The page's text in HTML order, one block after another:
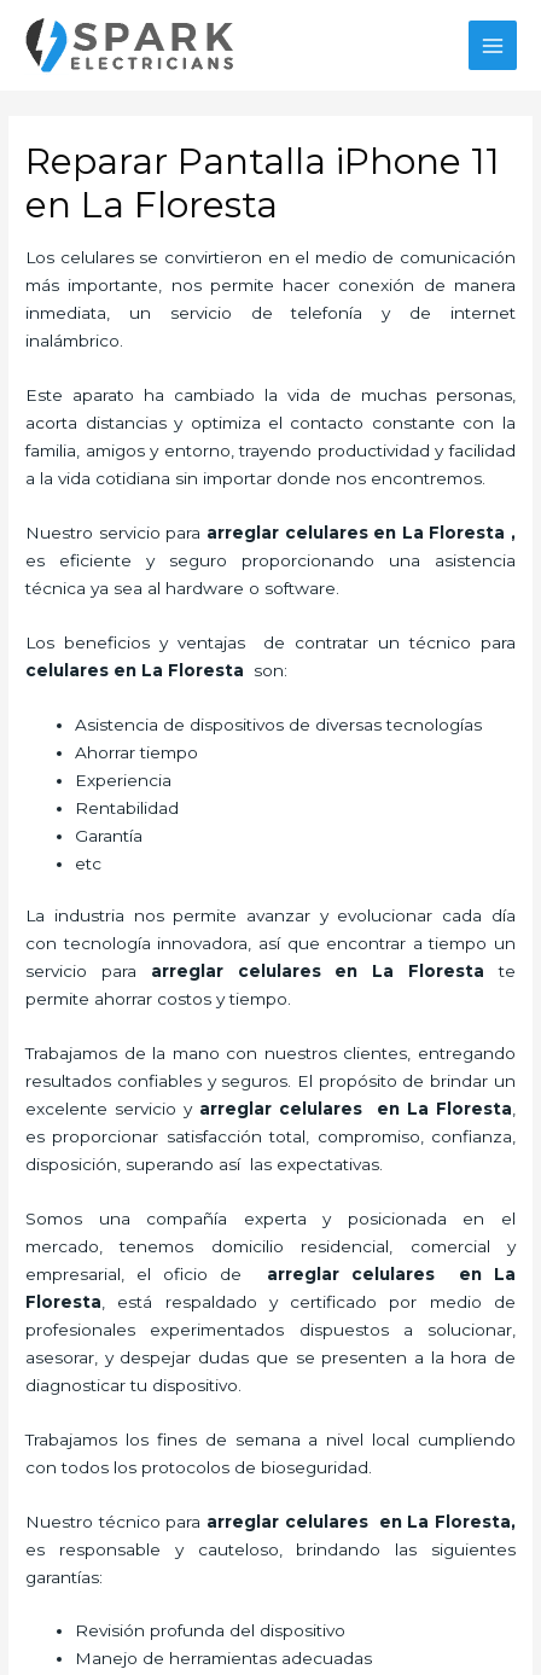
contenido
Reparar Pantalla iPhone 11
en La Floresta
Los celulares se convirtieron en el medio de comunicación
más importante, nos permite hacer conexión de manera
inmediata, un servicio de telefonía y de internet
inalámbrico.
Este aparato ha cambiado la vida de muchas personas,
acorta distancias y optimiza el contacto constante con la
familia, amigos y entorno, trayendo productividad y facilidad
a la vida cotidiana sin importar donde nos encontremos.
Nuestro servicio para arreglar celulares en La Floresta ,
es eficiente y seguro proporcionando una asistencia
técnica ya sea al hardware o software.
Los beneficios y ventajas de contratar un técnico para
celulares en La Floresta son:
Asistencia de dispositivos de diversas tecnologías
Ahorrar tiempo
Experiencia
Rentabilidad
Garantía
etc
La industria nos permite avanzar y evolucionar cada día
con tecnología innovadora, así que encontrar a tiempo un
servicio para arreglar celulares en La Floresta te
permite ahorrar costos y tiempo.
Trabajamos de la mano con nuestros clientes, entregando
resultados confiables y seguros. El propósito de brindar un
excelente servicio y arreglar celulares en La Floresta
es proporcionar satisfacción total, compromiso, confianza,
disposición, superando así las expectativas.
Somos una compañía experta y posicionada en el
mercado, tenemos domicilio residencial, comercial y
empresarial, el oficio de arreglar celulares en La
Floresta , está respaldado y certificado por medio de
profesionales experimentados dispuestos a solucionar,
asesorar, y despejar dudas que se presenten a la hora de
diagnosticar tu dispositivo.
Trabajamos los fines de semana a nivel local cumpliendo
con todos los protocolos de bioseguridad.
Nuestro técnico para arreglar celulares en La Floresta,
es responsable y cauteloso, brindando las siguientes
garantías:
Revisión profunda del dispositivo
Manejo de herramientas adecuadas